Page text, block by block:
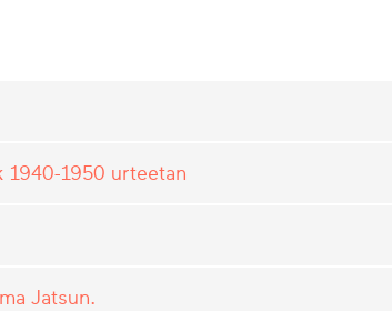
1940-1950 urteetan
Jatsun.